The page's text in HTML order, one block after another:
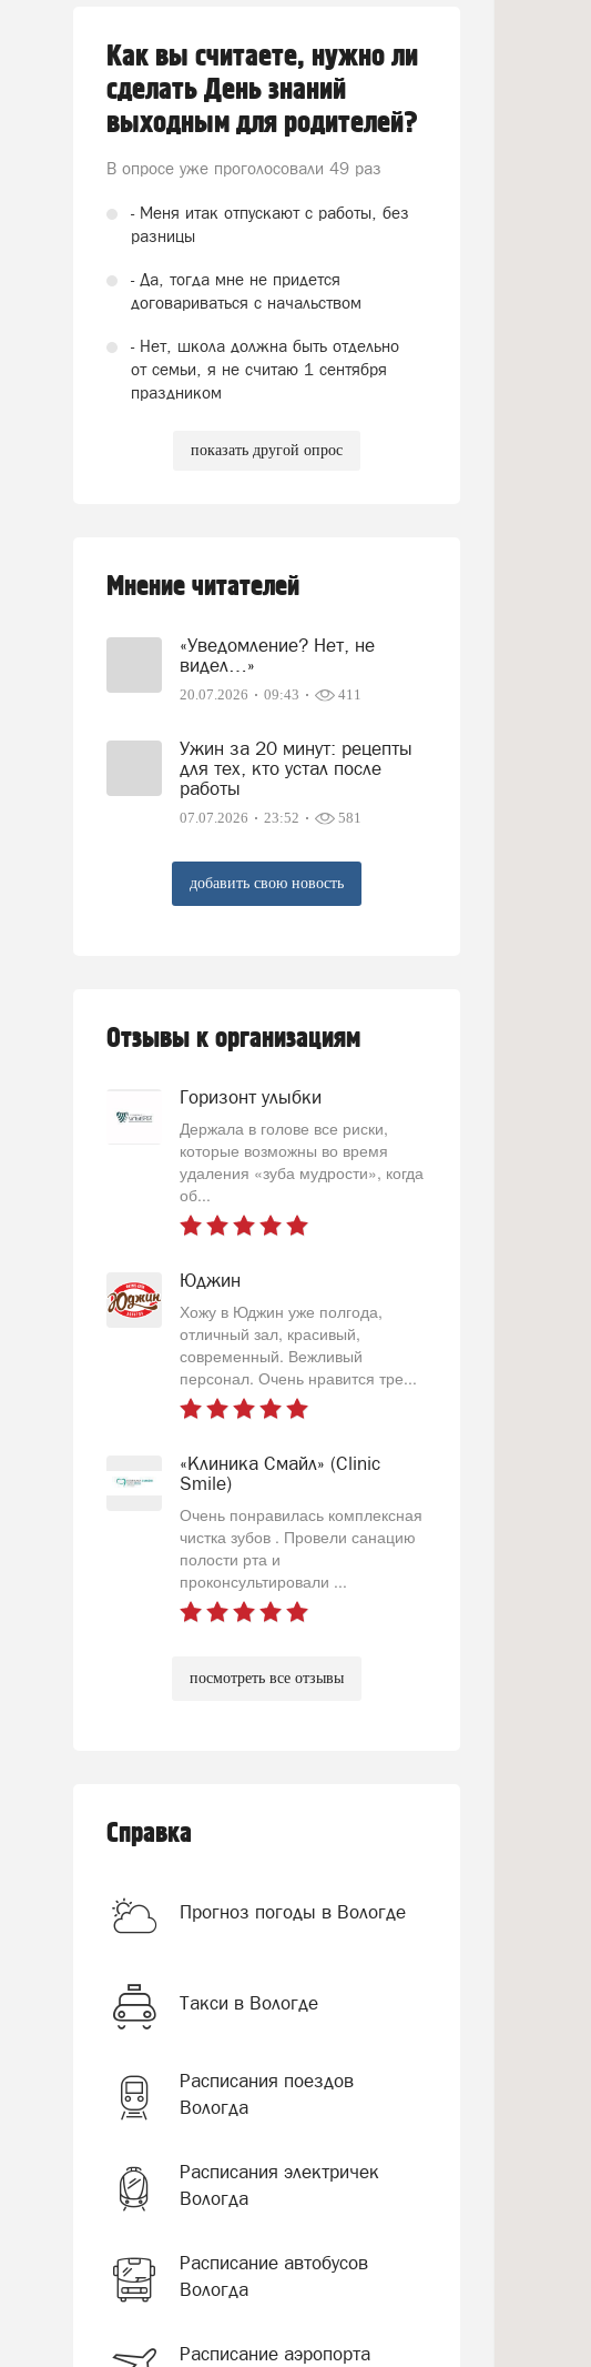
Как вы считаете, нужно ли
сделать День знаний
выходным для родителей?
В опросе уже проголосовали 49 раз
- Меня итак отпускают с работы, без
разницы
- Да, тогда мне не придется
договариваться с начальством
- Нет, школа должна быть отдельно
от семьи, я не считаю 1 сентября
праздником
показать другой опрос
Мнение читателей
«Уведомление? Нет, не
видел…»
20.07.2026 09:43 411
Ужин за 20 минут: рецепты
для тех, кто устал после
работы
07.07.2026 23:52 581
добавить свою новость
Отзывы к организациям
Горизонт улыбки
Держала в голове все риски,
которые возможны во время
удаления «зуба мудрости», когда
об...
Юджин
Хожу в Юджин уже полгода,
отличный зал, красивый,
современный. Вежливый
персонал. Очень нравится тре...
«Клиника Смайл» (Clinic
Smile)
Очень понравилась комплексная
чистка зубов . Провели санацию
полости рта и
проконсультировали ...
посмотреть все отзывы
Справка
Прогноз погоды в Вологде
Такси в Вологде
Расписания поездов
Вологда
Расписания электричек
Вологда
Расписание автобусов
Вологда
Расписание аэропорта